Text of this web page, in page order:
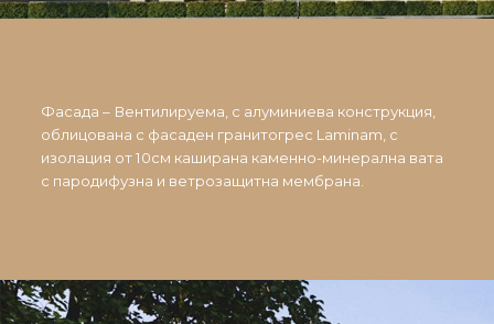
Фасада – Вентилируема, с алуминиева конструкция,
облицована с фасаден гранитогрес Laminam, с
изолация от 10см каширана каменно-минерална вата
с пародифузна и ветрозащитна мембрана.